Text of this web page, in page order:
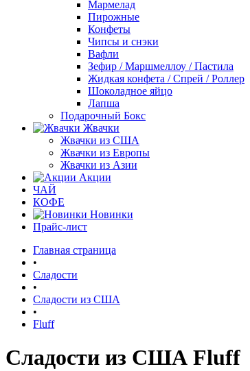
Мармелад
Пирожные
Конфеты
Чипсы и снэки
Вафли
Зефир / Маршмеллоу / Пастила
Жидкая конфета / Спрей / Роллер
Шоколадное яйцо
Лапша
Подарочный Бокс
Жвачки
Жвачки из США
Жвачки из Европы
Жвачки из Азии
Акции
ЧАЙ
КОФЕ
Новинки
Прайс-лист
Главная страница
•
Сладости
•
Сладости из США
•
Fluff
Сладости из США Fluff